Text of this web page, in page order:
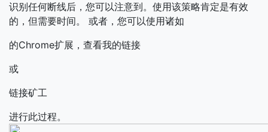
识别任何断线后，您可以注意到。使用该策略肯定是有效
的，但需要时间。
或者，您可以使用诸如
的Chrome扩展，查看我的链接
或
链接矿工
进行此过程。